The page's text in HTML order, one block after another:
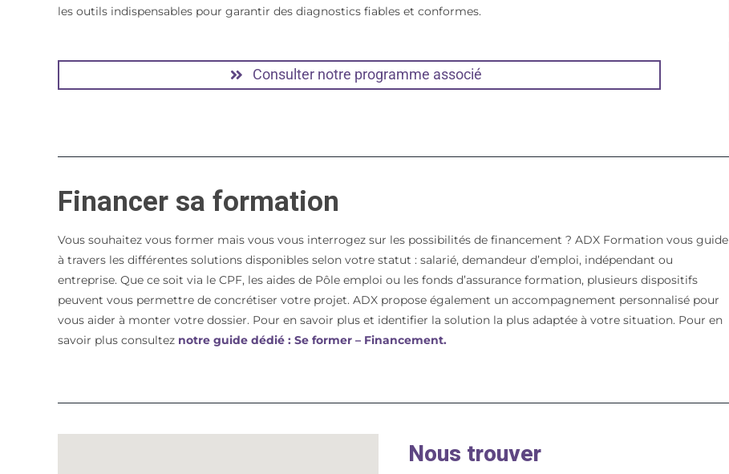
les outils indispensables pour garantir des diagnostics fiables et conformes.
Consulter notre programme associé
Financer sa formation
Vous souhaitez vous former mais vous vous interrogez sur les possibilités de financement ? ADX Formation vous guide
à travers les différentes solutions disponibles selon votre statut : salarié, demandeur d’emploi, indépendant ou
entreprise. Que ce soit via le CPF, les aides de Pôle emploi ou les fonds d’assurance formation, plusieurs dispositifs
peuvent vous permettre de concrétiser votre projet. ADX propose également un accompagnement personnalisé pour
vous aider à monter votre dossier. Pour en savoir plus et identifier la solution la plus adaptée à votre situation. Pour en
savoir plus consulteznotre guide dédié : Se former – Financement.
Nous trouver